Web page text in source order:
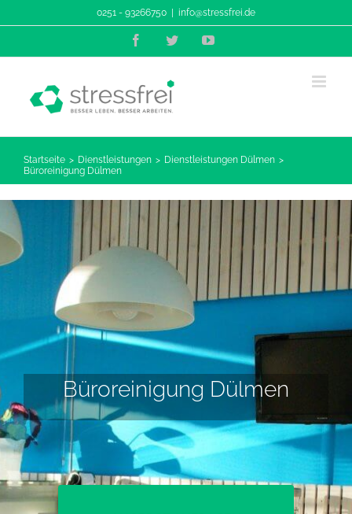
Inhalt
0251 - 93266750 info@stressfrei.de
FacebookTwitterYouTube
Startseite Dienstleistungen
Dienstleistungen Dülmen
Büroreinigung Dülmen
Büroreinigung Dülmen